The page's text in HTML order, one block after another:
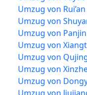
Umzug von
Umzug von
Umzug von
Umzug von
Umzug von
Umzug von
Umzug von